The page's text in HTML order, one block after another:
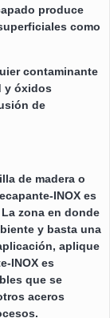
produce
como
contaminante
y óxidos
de
de madera o
INOX es
zona en donde
y basta una
aplique
INOX es
que se
aceros